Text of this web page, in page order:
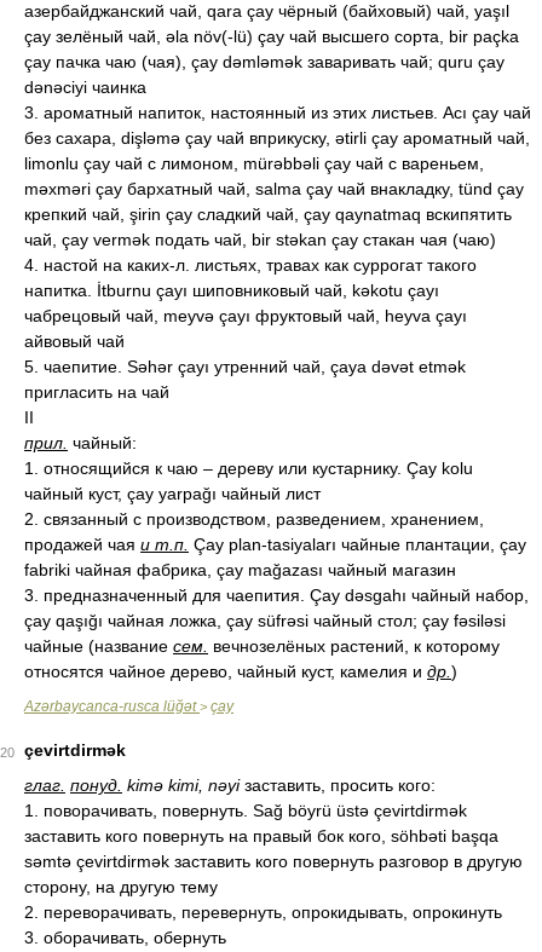
азербайджанский чай, qara çay чёрный (байховый) чай, yaşıl
çay зелёный чай, əla növ(-lü) çay чай высшего сорта, bir paçka
çay пачка чаю (чая), çay dəmləmək заваривать чай; quru çay
dənəciyi чаинка
3. ароматный напиток, настоянный из этих листьев. Acı çay чай
без сахара, dişləmə çay чай вприкуску, ətirli çay ароматный чай,
limonlu çay чай с лимоном, mürəbbəli çay чай с вареньем,
məxməri çay бархатный чай, salma çay чай внакладку, tünd çay
крепкий чай, şirin çay сладкий чай, çay qaynatmaq вскипятить
чай, çay vermək подать чай, bir stəkan çay стакан чая (чаю)
4. настой на каких-л. листьях, травах как суррогат такого
напитка. İtburnu çayı шиповниковый чай, kəkotu çayı
чабрецовый чай, meyvə çayı фруктовый чай, heyva çayı
айвовый чай
5. чаепитие. Səhər çayı утренний чай, çaya dəvət etmək
пригласить на чай
II
прил. чайный:
1. относящийся к чаю – дереву или кустарнику. Çay kolu
чайный куст, çay yarpağı чайный лист
2. связанный с производством, разведением, хранением,
продажей чая и т.п. Çay plan-tasiyaları чайные плантации, çay
fabriki чайная фабрика, çay mağazası чайный магазин
3. предназначенный для чаепития. Çay dəsgahı чайный набор,
çay qaşığı чайная ложка, çay süfrəsi чайный стол; çay fəsiləsi
чайные (название сем. вечнозелёных растений, к которому
относятся чайное дерево, чайный куст, камелия и др. )
Azərbaycanca-rusca lüğət> çay
20
çevirtdirmək
глаг. понуд. kimə kimi, nəyiзаставить, просить кого:
1. поворачивать, повернуть. Sağ böyrü üstə çevirtdirmək
заставить кого повернуть на правый бок кого, söhbəti başqa
səmtə çevirtdirmək заставить кого повернуть разговор в другую
сторону, на другую тему
2. переворачивать, перевернуть, опрокидывать, опрокинуть
3. оборачивать, обернуть